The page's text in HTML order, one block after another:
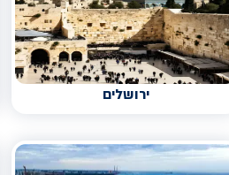
ירושלים